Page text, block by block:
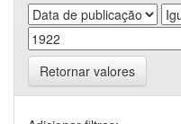
Retornar valores